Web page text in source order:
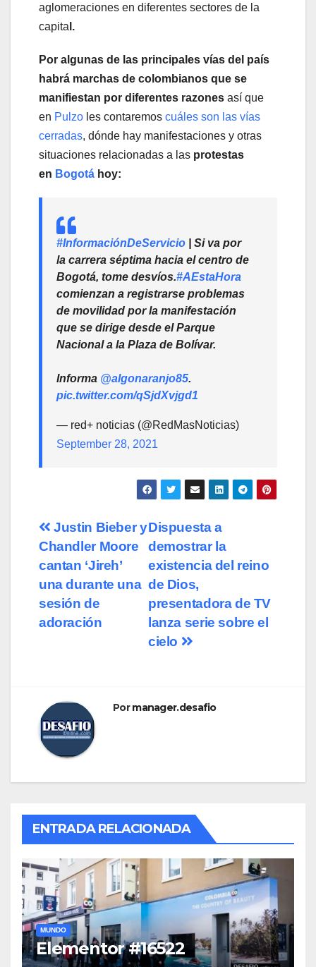
aglomeraciones en diferentes sectores de la
capita l.
Por algunas de las principales vías del país
habrá marchas de colombianos que se
manifiestan por diferentes razones así que
en Pulzo les contaremos cuáles son las vías
cerradas, dónde hay manifestaciones y otras
situaciones relacionadas a las protestas
en Bogotá hoy:
#InformaciónDeServicio | Si va por
la carrera séptima hacia el centro de
Bogotá, tome desvíos.#AEstaHora
comienzan a registrarse problemas
de movilidad por la manifestación
que se dirige desde el Parque
Nacional a la Plaza de Bolívar.
Informa @algonaranjo85.
pic.twitter.com/qSjdXvjgd1
— red+ noticias (@RedMasNoticias)
September 28, 2021
Navegación
de
entradas
Dispuesta a
demostrar la
existencia del reino
de Dios,
presentadora de TV
lanza serie sobre el
cielo
Justin Bieber y
Chandler Moore
cantan ‘Jireh’
una durante una
sesión de
adoración
Pormanager.desafio
ENTRADA RELACIONADA
MUNDO
Elementor #16522